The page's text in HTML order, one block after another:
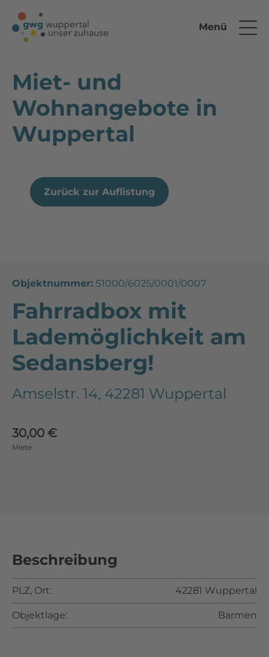
Menü
Miet- und
Wohnangebote in
Wuppertal
Zurück zur Auflistung
Objektnummer: S1000/6025/0001/0007
Fahrradbox mit
Lademöglichkeit am
Sedansberg!
Amselstr. 14, 42281 Wuppertal
30,00 €
Miete
Beschreibung
PLZ, Ort: 42281 Wuppertal
Objektlage: Barmen